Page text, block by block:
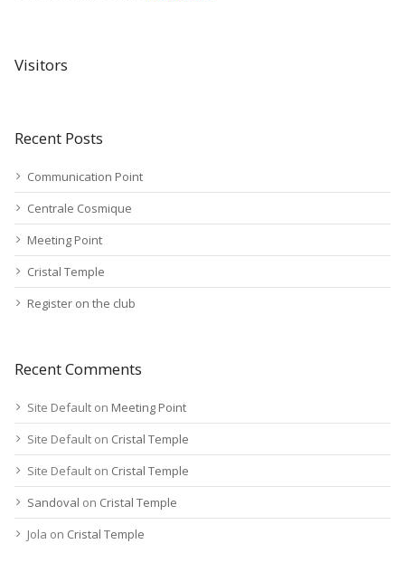
Visitors
Recent Posts
Communication Point
Centrale Cosmique
Meeting Point
Cristal Temple
Register on the club
Recent Comments
Site Default on Meeting Point
Site Default on Cristal Temple
Site Default on Cristal Temple
Sandoval on Cristal Temple
Jola on Cristal Temple